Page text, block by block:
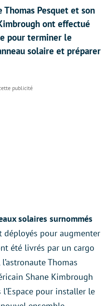
Thomas Pesquet et son
ont effectué
pour terminer le
solaire et préparer
solaires surnommés
déployés pour augmenter
été livrés par un cargo
Thomas
Shane Kimbrough
pour installer le